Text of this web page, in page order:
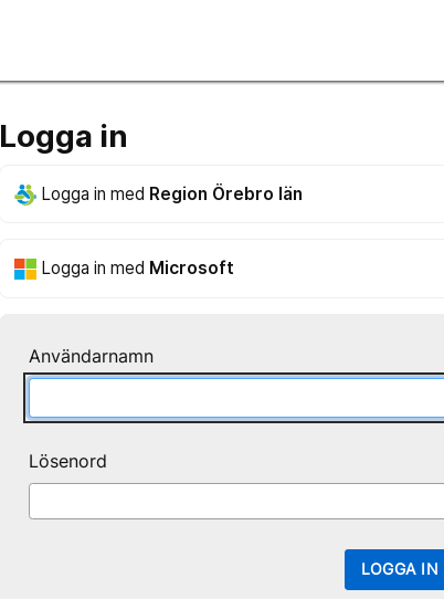
Logga in
Logga in med Region Örebro län
Logga in med Microsoft
Användarnamn
Lösenord
LOGGA IN